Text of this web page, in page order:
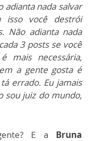
adianta nada salvar
isso você destrói
Não adianta nada
3 posts se você
mais necessária,
a gente gosta é
errado. Eu jamais
sou juiz do mundo,
E a Bruna